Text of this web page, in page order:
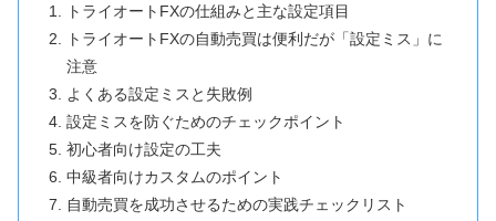
トライオートFXの仕組みと主な設定項目
トライオートFXの自動売買は便利だが「設定ミス」に
注意
よくある設定ミスと失敗例
設定ミスを防ぐためのチェックポイント
初心者向け設定の工夫
中級者向けカスタムのポイント
自動売買を成功させるための実践チェックリスト